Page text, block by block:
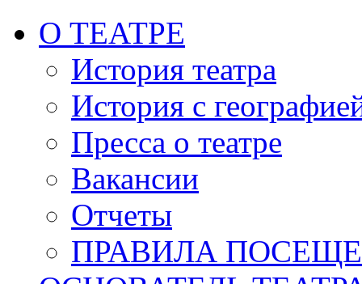
О ТЕАТРЕ
История театра
История с
Пресса о театре
Вакансии
Отчеты
ПРАВИЛА